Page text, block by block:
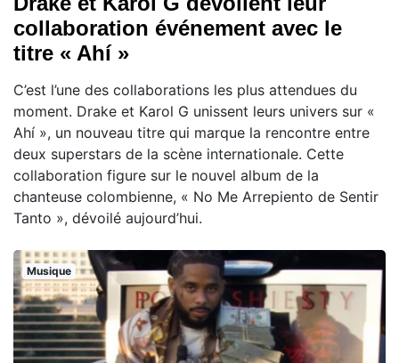
collaboration événement avec le
titre « Ahí »
C’est l’une des collaborations les plus attendues du
moment. Drake et Karol G unissent leurs univers sur «
Ahí », un nouveau titre qui marque la rencontre entre
deux superstars de la scène internationale. Cette
collaboration figure sur le nouvel album de la
chanteuse colombienne, « No Me Arrepiento de Sentir
Tanto », dévoilé aujourd’hui.
Musique